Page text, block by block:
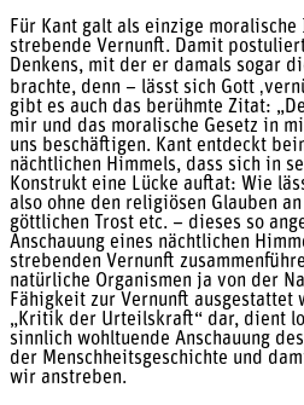
Für Kant galt als einzige moralische
strebende Vernunft. Damit
Denkens, mit der er damals sogar
brachte, denn – lässt sich Gott
gibt es auch das berühmte Zitat:
mir und das moralische Gesetz in
uns beschäftigen. Kant entdeckt
nächtlichen Himmels, dass sich in
Konstrukt eine Lücke auftat: Wie
also ohne den religiösen Glauben
göttlichen Trost etc. – dieses so
Anschauung eines nächtlichen
strebenden Vernunft
natürliche Organismen ja von der
Fähigkeit zur Vernunft ausgestattet
„Kritik der Urteilskraft“ dar, dient
sinnlich wohltuende Anschauung
der Menschheitsgeschichte und
wir anstreben.